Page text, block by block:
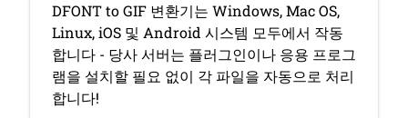
DFONT to GIF 변환기는 Windows, Mac OS,
Linux, iOS 및 Android 시스템 모두에서 작동
합니다 - 당사 서버는 플러그인이나 응용 프로그
램을 설치할 필요 없이 각 파일을 자동으로 처리
합니다!